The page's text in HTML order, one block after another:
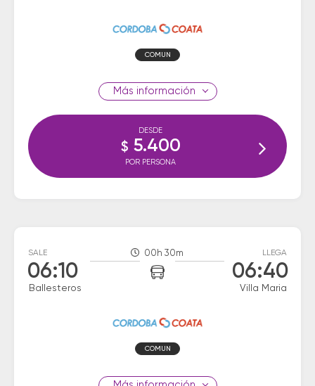
COMUN
información
DESDE
$ 5.400
POR PERSONA
SALE
06:10
Ballesteros
00h 30m LLEGA
06:40
Villa Maria
COMUN